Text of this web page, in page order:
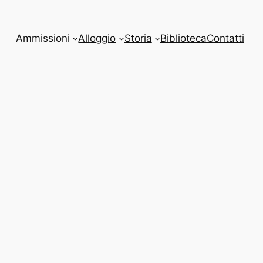
Ammissioni Alloggio Storia BibliotecaContatti